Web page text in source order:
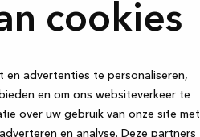
cookies
en advertenties te personaliseren,
en om ons websiteverkeer te
over uw gebruik van onze site met
en analyse. Deze partners